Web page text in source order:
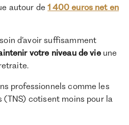
autour de1 400 euros net en
d’avoir suffisamment
votre niveau de vie une
professionnels comme les
(TNS) cotisent moins pour la